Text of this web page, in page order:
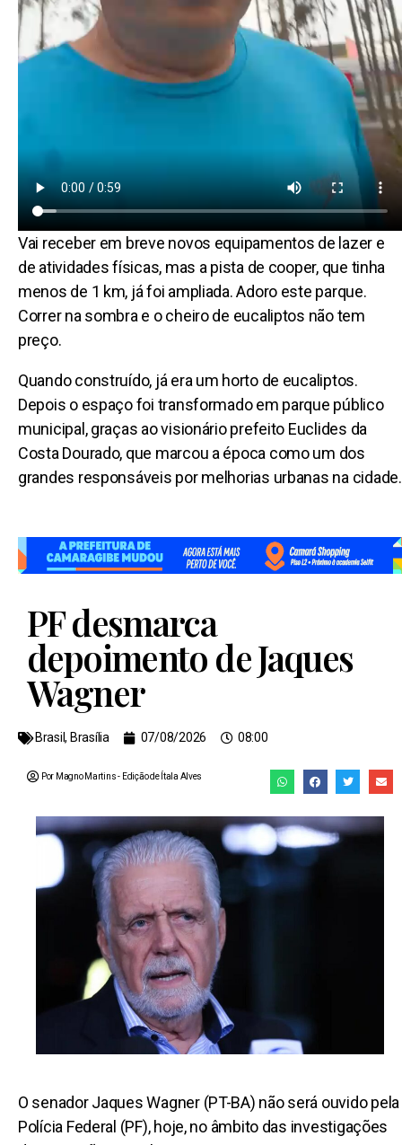
Vai receber em breve novos equipamentos de lazer e
de atividades físicas, mas a pista de cooper, que tinha
menos de 1 km, já foi ampliada. Adoro este parque.
Correr na sombra e o cheiro de eucaliptos não tem
preço.
Quando construído, já era um horto de eucaliptos.
Depois o espaço foi transformado em parque público
municipal, graças ao visionário prefeito Euclides da
Costa Dourado, que marcou a época como um dos
grandes responsáveis por melhorias urbanas na cidade.
PF desmarca
depoimento de Jaques
Wagner
Brasil, Brasília 07/08/2026 08:00
Por Magno Martins - Edição de Ítala Alves
O senador Jaques Wagner (PT-BA) não será ouvido pela
Polícia Federal (PF), hoje, no âmbito das investigações